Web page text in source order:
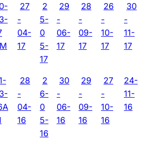
27
-
04-
17
2
5-
0
5-
17
29
-
06-
17
28
-
09-
17
26
-
10-
17
30
-
11-
17
28
-
04-
16
2
6-
0
5-
16
30
-
06-
16
29
-
09-
16
27
-
10-
16
24-
11-
16